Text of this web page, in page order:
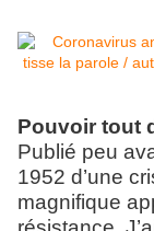
Pouvoir tout
Publié peu
1952 d’une
magnifique